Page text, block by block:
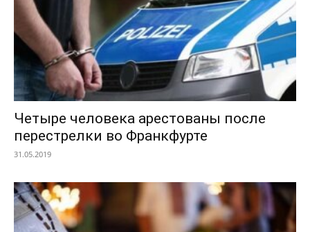
Четыре человека арестованы после
перестрелки во Франкфурте
31.05.2019